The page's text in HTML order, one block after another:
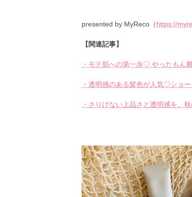
presented by MyReco（https://
【関連記事】
・モテ肌への第一歩♡ やったもん
・透明感のある髪色が人気♡ショ
・さりげない上品さと透明感を。